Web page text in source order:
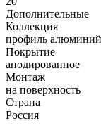
Дополнительные
Коллекция
профиль
Покрытие
анодированное
Монтаж
на поверхность
Страна
Россия